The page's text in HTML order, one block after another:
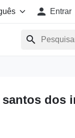
 Entrar
search
dos